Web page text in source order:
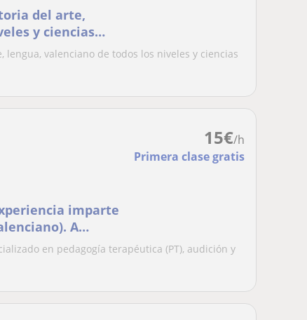
del arte,
y ciencias
valenciano de todos los niveles y ciencias
15€/h
Primera clase gratis
imparte
A
en pedagogía terapéutica (PT), audición y